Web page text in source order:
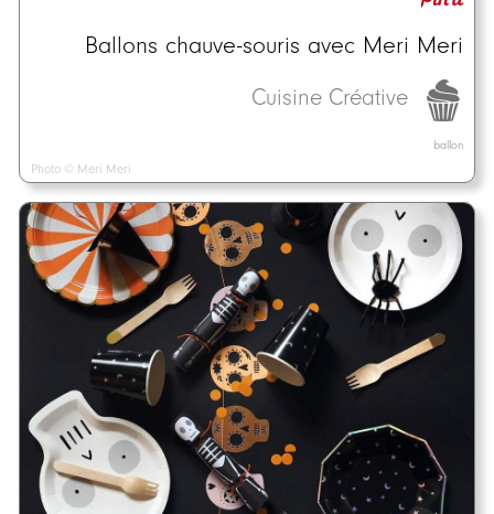
Ballons chauve-souris avec Meri Meri
Cuisine Créative
ballon
Photo © Meri Meri